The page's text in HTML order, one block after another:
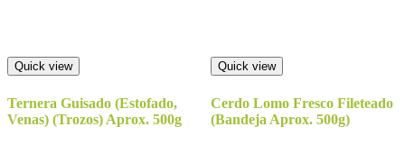
Quick view
Ternera Guisado (Estofado,
Venas) (Trozos) Aprox. 500g
Quick view
Cerdo Lomo Fresco Fileteado
(Bandeja Aprox. 500g)